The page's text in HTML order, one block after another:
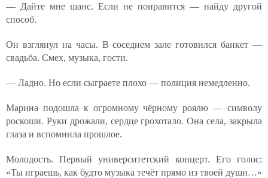
— Дайте мне шанс. Если не понравится — найду другой
способ.
Он взглянул на часы. В соседнем зале готовился банкет —
свадьба. Смех, музыка, гости.
— Ладно. Но если сыграете плохо — полиция немедленно.
Марина подошла к огромному чёрному роялю — символу
роскоши. Руки дрожали, сердце грохотало. Она села, закрыла
глаза и вспомнила прошлое.
Молодость. Первый университетский концерт. Его голос:
«Ты играешь, как будто музыка течёт прямо из твоей души…»